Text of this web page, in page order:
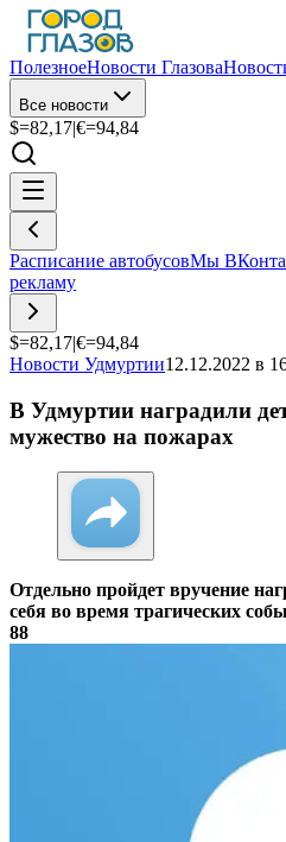
ПолезноеНовости Глазова
Все новости
$=82,17|€=94,84
Расписание автобусовМы
рекламу
$=82,17|€=94,84
Новости Удмуртии12.12.2022 в
В Удмуртии наградили
мужество на пожарах
Отдельно пройдет вручение
себя во время трагических
88